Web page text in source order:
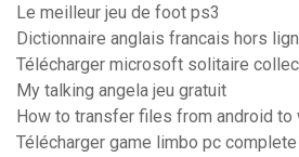
Le meilleur jeu de foot ps3
Dictionnaire anglais francais hors
Télécharger microsoft solitaire
My talking angela jeu gratuit
How to transfer files from android to
Télécharger game limbo pc